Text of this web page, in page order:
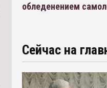
обледенением
Сейчас на